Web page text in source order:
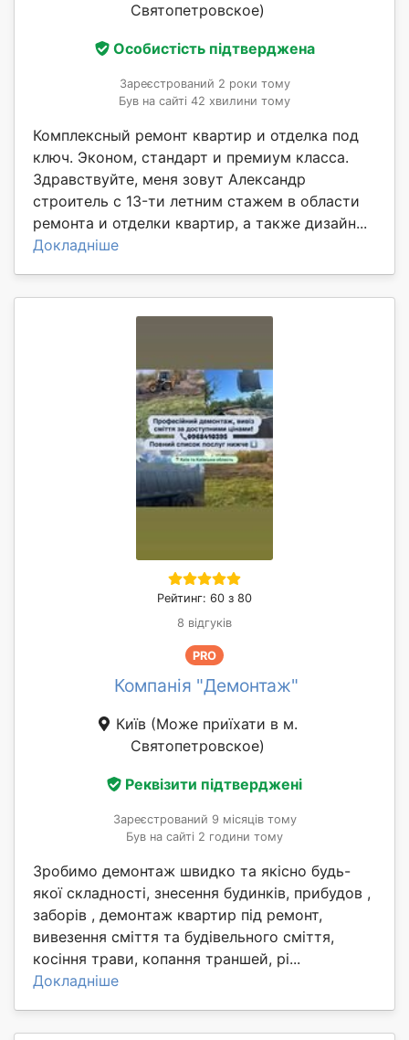
Святопетровское)
Особистість підтверджена
Зареєстрований 2 роки тому
Був на сайті 42 хвилини тому
Комплексный ремонт квартир и отделка под
ключ. Эконом, стандарт и премиум класса.
Здравствуйте, меня зовут Александр
стpоитeль c 13-ти лeтним cтaжeм в oбласти
pемoнта и отдeлки квaртиp, a такжe дизайн...
Докладніше
Рейтинг: 60 з 80
8 відгуків
PRO
Компанія "Демонтаж"
Київ (Може приїхати в м.
Святопетровское)
Реквізити підтверджені
Зареєстрований 9 місяців тому
Був на сайті 2 години тому
Зробимо демонтаж швидко та якісно будь-
якої складності, знесення будинків, прибудов ,
заборів , демонтаж квартир під ремонт,
вивезення сміття та будівельного сміття,
косіння трави, копання траншей, рі...
Докладніше